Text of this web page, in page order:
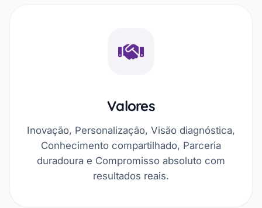
Valores
Inovação, Personalização, Visão diagnóstica,
Conhecimento compartilhado, Parceria
duradoura e Compromisso absoluto com
resultados reais.